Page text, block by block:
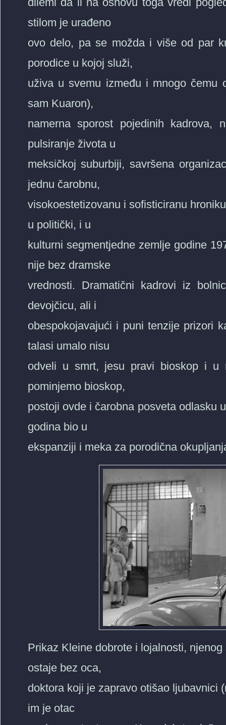
stilom je urađeno
ovo delo, pa se možda i više od par
porodice u kojoj služi,
uživa u svemu između i mnogo čemu
sam Kuaron),
namerna sporost pojedinih kadrova,
pulsiranje života u
meksičkoj suburbiji, savršena
jednu čarobnu,
visokoestetizovanu i sofisticiranu
u politički, i u
kulturni segmentjedne zemlje godine
nije bez dramske
vrednosti. Dramatični kadrovi iz
devojčicu, ali i
obespokojavajući i puni tenzije prizori
talasi umalo nisu
odveli u smrt, jesu pravi bioskop i u
pominjemo bioskop,
postoji ovde i čarobna posveta odlasku
godina bio u
ekspanziji i meka za porodična
Prikaz Kleine dobrote i lojalnosti,
ostaje bez oca,
doktora koji je zapravo otišao ljubavnici
im je otac